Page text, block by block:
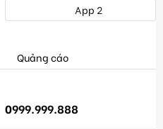
App 2
Quảng cáo
0999.999.888